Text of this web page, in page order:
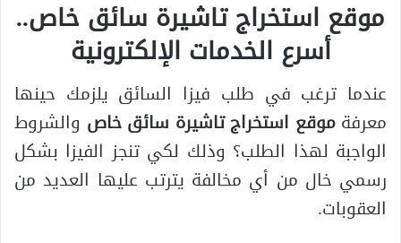
موقع استخراج تاشيرة سائق خاص..
أسرع الخدمات الإلكترونية
عندما ترغب في طلب فيزا السائق يلزمك حينها
معرفةموقع استخراج تاشيرة سائق خاص والشروط
الواجبة لهذا الطلب؟ وذلك لكي تنجز الفيزا بشكل
رسمي خال من أي مخالفة يترتب عليها العديد من
العقوبات.